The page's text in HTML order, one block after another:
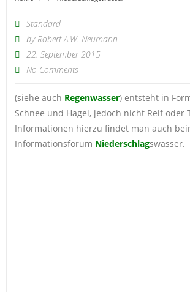
Standard
by Robert A.W. Neumann
22. September 2015
No Comments
(siehe auch Regenwasser) entsteht in
Schnee und Hagel, jedoch nicht Reif oder
Informationen hierzu findet man auch
Informationsforum Niederschlagswasser.